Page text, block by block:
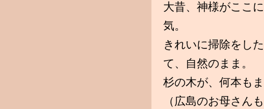
大昔、神様がここ
気。
きれいに掃除をし
て、自然のまま。
杉の木が、何本も
（広島のお母さん